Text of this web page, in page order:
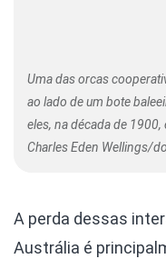
Uma das orcas
ao lado de um bote
eles, na década de
Charles Eden Wellings/
A perda dessas
Austrália é